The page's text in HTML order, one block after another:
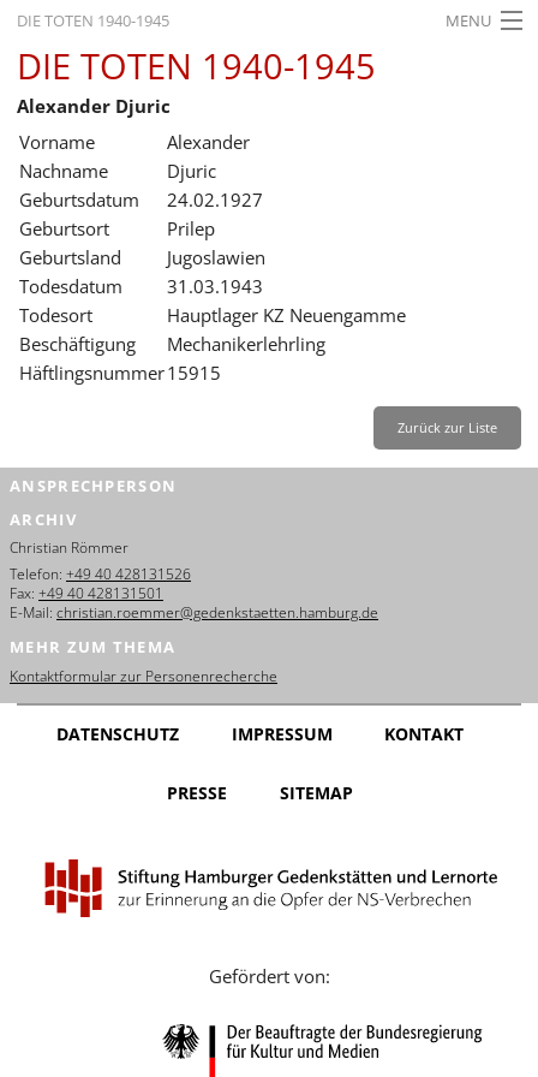
DIE TOTEN 1940-1945 MENU
STARTSEITE
AKTUELLES
AUSSTELLUNGEN
GESCHICHTE
BILDUNG
FORSCHUNG
SERVICE
Français
Dansk
Español
Nederlands
Português
Русский
Leichte Sprache
DIE TOTEN 1940-1945
Alexander Djuric
Vorname
Alexander
Nachname
Djuric
Geburtsdatum
24.02.1927
Geburtsort
Prilep
Geburtsland
Jugoslawien
Todesdatum
31.03.1943
Todesort
Hauptlager KZ Neuengamme
Beschäftigung
Mechanikerlehrling
Häftlingsnummer15915
Zurück zur Liste
ANSPRECHPERSON
ARCHIV
Christian Römmer
Telefon: +49 40 428131526
Fax: +49 40 428131501
E-Mail: christian.roemmer@gedenkstaetten.hamburg.de
MEHR ZUM THEMA
Kontaktformular zur Personenrecherche
DATENSCHUTZ IMPRESSUM KONTAKT
PRESSE SITEMAP
Gefördert von: